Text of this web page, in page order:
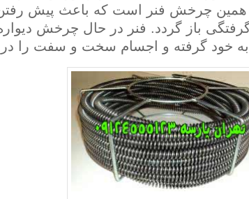
چرخش فنر است که باعث پیش رفتن
باز گردد. فنر در حال چرخش
به خود گرفته و اجسام سخت و سفت را